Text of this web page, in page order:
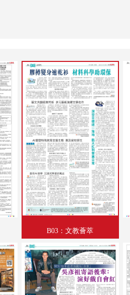
A18：國際專題
A19：國際
A20：國際
B01：財經
B02：廣告
B03：文教薈萃
B04：廣告
B06：采風
B07：副刊專題
B08：娛樂
B03：文教薈萃